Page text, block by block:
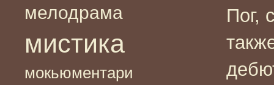
мелодрама
мистика
мокьюментари
Пог,